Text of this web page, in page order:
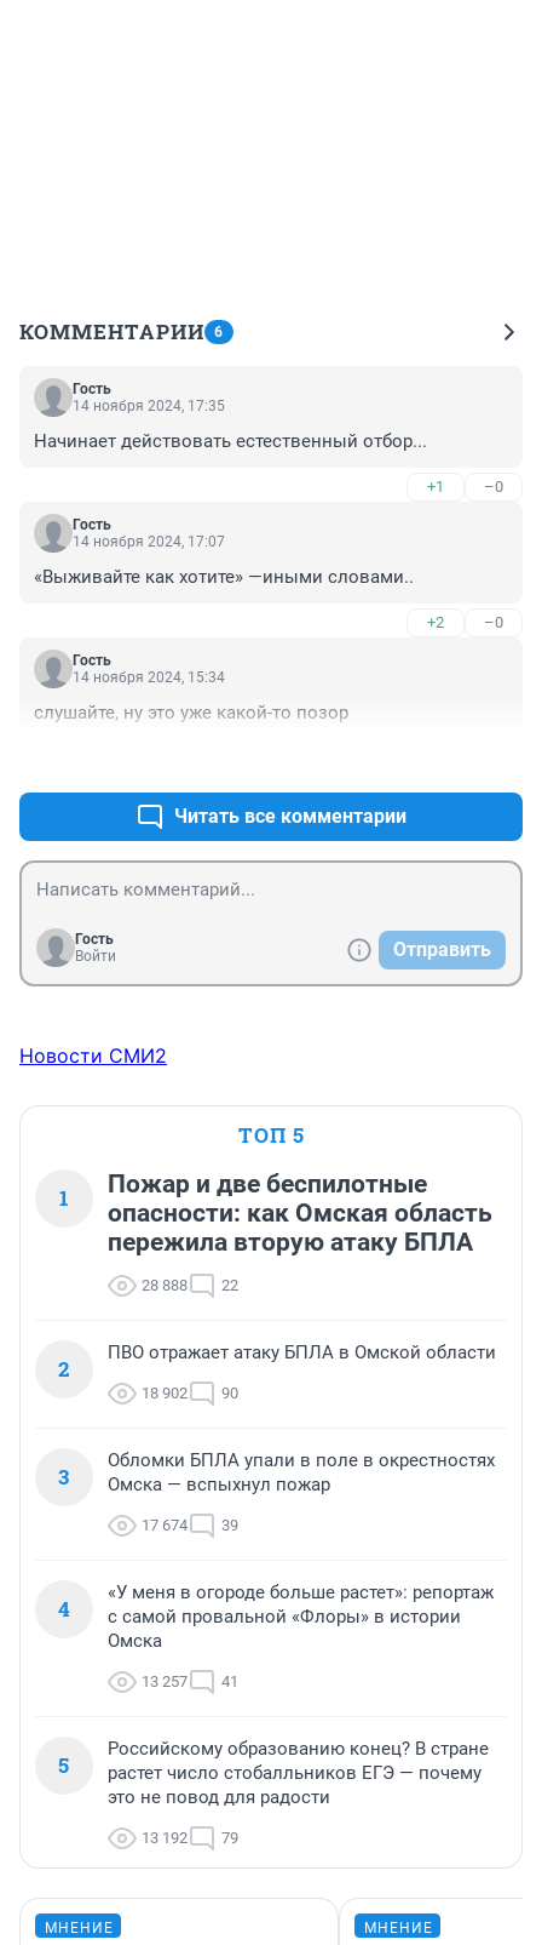
КОММЕНТАРИИ 6
Гость
14 ноября 2024, 17:35
Начинает действовать естественный отбор...
+1 –0
Гость
14 ноября 2024, 17:07
«Выживайте как хотите» —иными словами..
+2 –0
Гость
14 ноября 2024, 15:34
слушайте, ну это уже какой-то позор
Читать все комментарии
Гость
Войти
Отправить
Новости СМИ2
ТОП 5
1
Пожар и две беспилотные
опасности: как Омская область
пережила вторую атаку БПЛА
28 888 22
2
ПВО отражает атаку БПЛА в Омской области
18 902 90
3
Обломки БПЛА упали в поле в окрестностях
Омска — вспыхнул пожар
17 674 39
4
«У меня в огороде больше растет»: репортаж
с самой провальной «Флоры» в истории
Омска
13 257 41
5
Российскому образованию конец? В стране
растет число стобалльников ЕГЭ — почему
это не повод для радости
13 192 79
МНЕНИЕ МНЕНИЕ